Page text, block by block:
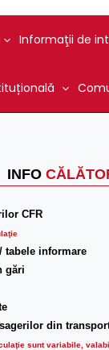
Informaţii de
INFO
CFR
tabele informare
gări
din
sunt variabile,